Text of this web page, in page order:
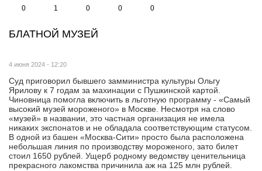
0 1 0 0 0
БЛАТНОЙ МУЗЕЙ
4 июня 2024 - 12:20
Суд приговорил бывшего замминистра культуры Ольгу
Ярилову к 7 годам за махинации с Пушкинской картой.
Чиновница помогла включить в льготную программу - «Самый
высокий музей мороженого» в Москве. Несмотря на слово
«музей» в названии, это частная организация не имела
никаких экспонатов и не обладала соответствующим статусом.
В одной из башен «Москва-Сити» просто была расположена
небольшая линия по производству мороженого, зато билет
стоил 1650 рублей. Ущерб родному ведомству ценительница
прекрасного лакомства причинила аж на 125 млн рублей.